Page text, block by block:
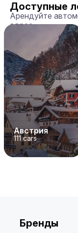
Доступные
Арендуйте
адрес
Австрия
111cars
Бренды